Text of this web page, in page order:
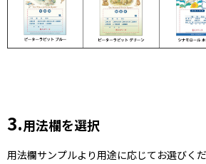
3.用法欄を選択
用法欄サンプルより用途に応じてお選びくだ